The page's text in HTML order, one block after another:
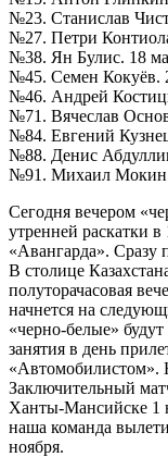
№23. Станислав
№27. Петри
№38. Ян Булис. 18
№45. Семен Кокуёв.
№46. Андрей
№71. Вячеслав
№84. Евгений
№88. Денис
№91. Михаил Мокин.
Сегодня вечером
утренней раскатки
«Авангарда». Сразу
В столице
полуторачасовая
начнется на
«черно-белые»
занятия в день
«Автомобилистом».
Заключительный
Ханты-Мансийске 1
наша команда
ноября.